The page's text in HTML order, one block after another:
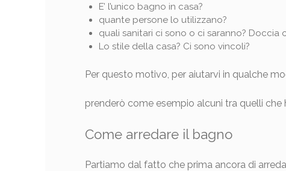
E’ l’unico bagno in casa?
quante persone lo utilizzano?
quali sanitari ci sono o ci saranno? Doccia
Lo stile della casa? Ci sono vincoli?
Per questo motivo, per aiutarvi in qualche
prenderò come esempio alcuni tra quelli che
Come arredare il bagno
Partiamo dal fatto che prima ancora di